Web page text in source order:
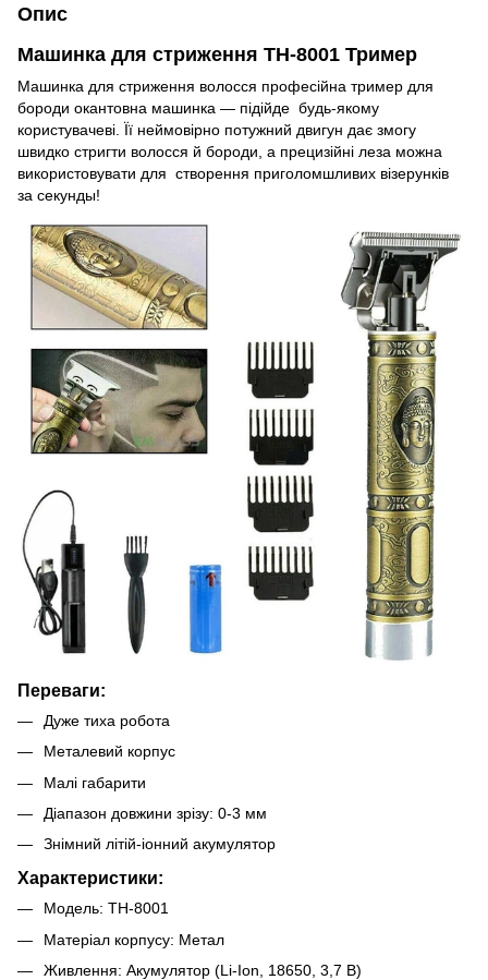
Опис
Машинка для стриження TH-8001 Тример
Машинка для стриження волосся професійна тример для
бороди окантовна машинка — підійде будь-якому
користувачеві. Її неймовірно потужний двигун дає змогу
швидко стригти волосся й бороди, а прецизійні леза можна
використовувати для створення приголомшливих візерунків
за секунды!
Переваги:
Дуже тиха робота
Металевий корпус
Малі габарити
Діапазон довжини зрізу: 0-3 мм
Знімний літій-іонний акумулятор
Характеристики:
Модель: TH-8001
Матеріал корпусу: Метал
Живлення: Акумулятор (Li-Ion, 18650, 3,7 В)